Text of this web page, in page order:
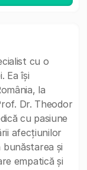
cu o
Ea își
la
Dr. Theodor
cu pasiune
afecțiunilor
și
empatică și